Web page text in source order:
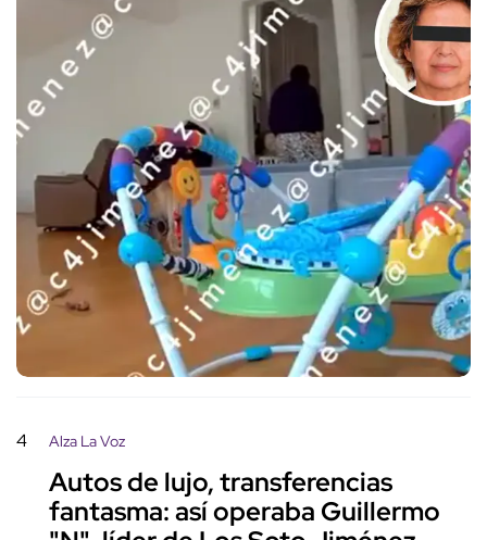
4 Alza La Voz
Autos de lujo, transferencias
fantasma: así operaba Guillermo